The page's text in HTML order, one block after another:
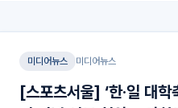
미디어뉴스 미디어뉴스
[스포츠서울] ‘한·일 대